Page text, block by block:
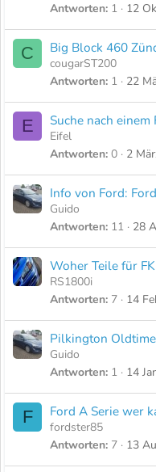
Antworten 1 12
C Big Block 460
cougarST200
Antworten 1 22
E Suche nach
Eifel
Antworten 0 2
Info von Ford:
Guido
Antworten 11 28
Woher Teile für
RS1800i
Antworten 7 14
Pilkington
Guido
Antworten 1 14
F Ford A Serie wer
fordster85
Antworten 7 13